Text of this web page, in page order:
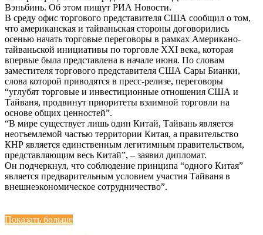
Вэньбинь. Об этом пишут РИА Новости.
В среду офис торгового представителя США сообщил о том,
что американская и тайваньская стороны договорились
осенью начать торговые переговоры в рамках Американо-
тайваньской инициативы по торговле XXI века, которая
впервые была представлена в начале июня. По словам
заместителя торгового представителя США Сары Бианки,
слова которой приводятся в пресс-релизе, переговоры
“углубят торговые и инвестиционные отношения США и
Тайваня, продвинут приоритеты взаимной торговли на
основе общих ценностей”.
“В мире существует лишь один Китай, Тайвань является
неотъемлемой частью территории Китая, а правительство
КНР является единственным легитимным правительством,
представляющим весь Китай”, – заявил дипломат.
Он подчеркнул, что соблюдение принципа “одного Китая”
является предварительным условием участия Тайваня в
внешнеэкономическое сотрудничество”.
Показать больше